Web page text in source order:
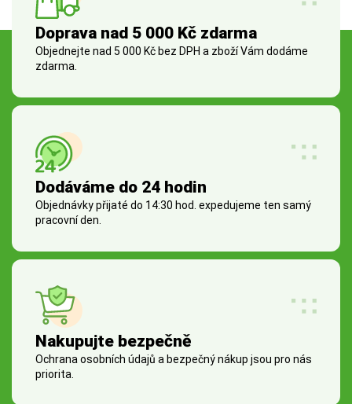
Doprava nad 5 000 Kč zdarma
Objednejte nad 5 000 Kč bez DPH a zboží Vám dodáme
zdarma.
Dodáváme do 24 hodin
Objednávky přijaté do 14:30 hod. expedujeme ten samý
pracovní den.
Nakupujte bezpečně
Ochrana osobních údajů a bezpečný nákup jsou pro nás
priorita.